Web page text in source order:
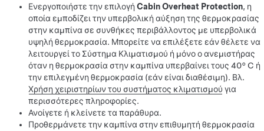
Ενεργοποιήστε την επιλογή Cabin Overheat Protection, η
οποία εμποδίζει την υπερβολική αύξηση της θερμοκρασίας
στην καμπίνα σε συνθήκες περιβάλλοντος με υπερβολικά
υψηλή θερμοκρασία. Μπορείτε να επιλέξετε εάν θέλετε να
λειτουργεί το Σύστημα Κλιματισμού ή μόνο ο ανεμιστήρας
όταν η θερμοκρασία στην καμπίνα υπερβαίνει τους 40° C ή
την επιλεγμένη θερμοκρασία (εάν είναι διαθέσιμη). Βλ.
Χρήση χειριστηρίων του συστήματος κλιματισμού για
περισσότερες πληροφορίες.
Ανοίγετε ή κλείνετε τα παράθυρα.
Προθερμάνετε την καμπίνα στην επιθυμητή θερμοκρασία